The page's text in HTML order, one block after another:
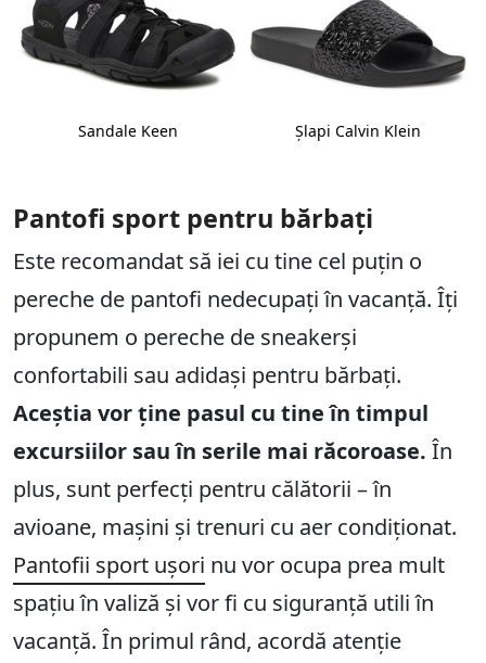
Sandale Keen Şlapi Calvin Klein
Pantofi sport pentru bărbați
Este recomandat să iei cu tine cel puțin o
pereche de pantofi nedecupați în vacanță. Îți
propunem o pereche de sneakerși
confortabili sau adidași pentru bărbați.
Aceștia vor ține pasul cu tine în timpul
excursiilor sau în serile mai răcoroase. În
plus, sunt perfecți pentru călătorii – în
avioane, mașini și trenuri cu aer condiționat.
Pantofii sport ușori nu vor ocupa prea mult
spațiu în valiză și vor fi cu siguranță utili în
vacanță. În primul rând, acordă atenție